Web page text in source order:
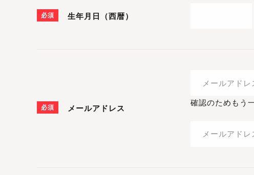
必須 生年月日（西暦）
必須 メールアドレス
確認のためもう